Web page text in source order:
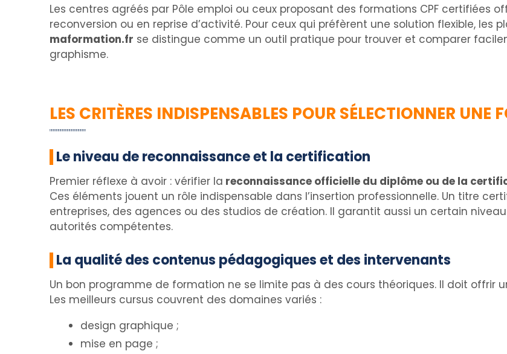
Les centres agréés par Pôle emploi ou ceux proposant des formations CPF certifiées
reconversion ou en reprise d’activité. Pour ceux qui préfèrent une solution flexible,
maformation.fr se distingue comme un outil pratique pour trouver et comparer
graphisme.
LES CRITÈRES INDISPENSABLES POUR SÉLECTIONNER
Le niveau de reconnaissance et la certification
Premier réflexe à avoir : vérifier la reconnaissance officielle du diplôme ou de la
Ces éléments jouent un rôle indispensable dans l’insertion professionnelle. Un titre
entreprises, des agences ou des studios de création. Il garantit aussi un certain
autorités compétentes.
La qualité des contenus pédagogiques et des intervenants
Un bon programme de formation ne se limite pas à des cours théoriques. Il doit offrir
Les meilleurs cursus couvrent des domaines variés :
design graphique ;
mise en page ;